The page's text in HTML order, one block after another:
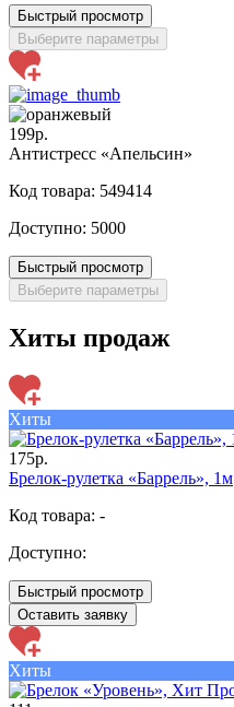
Быстрый просмотр
Выберите параметры
199р.
Антистресс «Апельсин»
Код товара: 549414
Доступно: 5000
Быстрый просмотр
Выберите параметры
Хиты продаж
Хиты
175р.
Брелок-рулетка «Баррель», 1м
Код товара: -
Доступно:
Быстрый просмотр
Оставить заявку
Хиты